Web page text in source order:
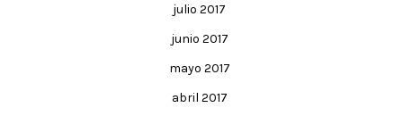
julio 2017
junio 2017
mayo 2017
abril 2017